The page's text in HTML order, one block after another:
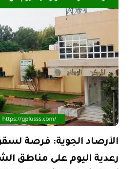
الأرصاد الجوية: فرصة
رعدية اليوم على مناطق